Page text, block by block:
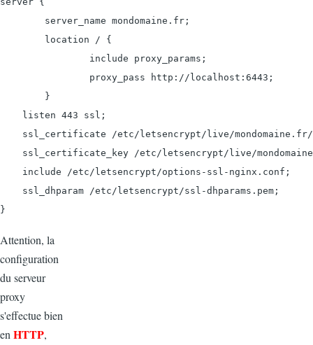
        server_name mondomaine.fr;
        location / {
                include proxy_params;
                proxy_pass http://localhost:6443;
        }
    listen 443 ssl;
ssl_certificate /etc/letsencrypt/live/
ssl_certificate_key /etc/letsencrypt/live/
    include /etc/letsencrypt/options-ssl-nginx.conf;
    ssl_dhparam /etc/letsencrypt/ssl-dhparams.pem;
}
Attention, la
configuration
du serveur
proxy
s'effectue bien
en HTTP,